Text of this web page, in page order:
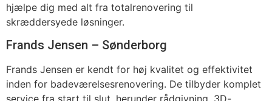
hjælpe dig med alt fra totalrenovering til
skræddersyede løsninger.
Frands Jensen – Sønderborg
Frands Jensen er kendt for høj kvalitet og effektivitet
inden for badeværelsesrenovering. De tilbyder komplet